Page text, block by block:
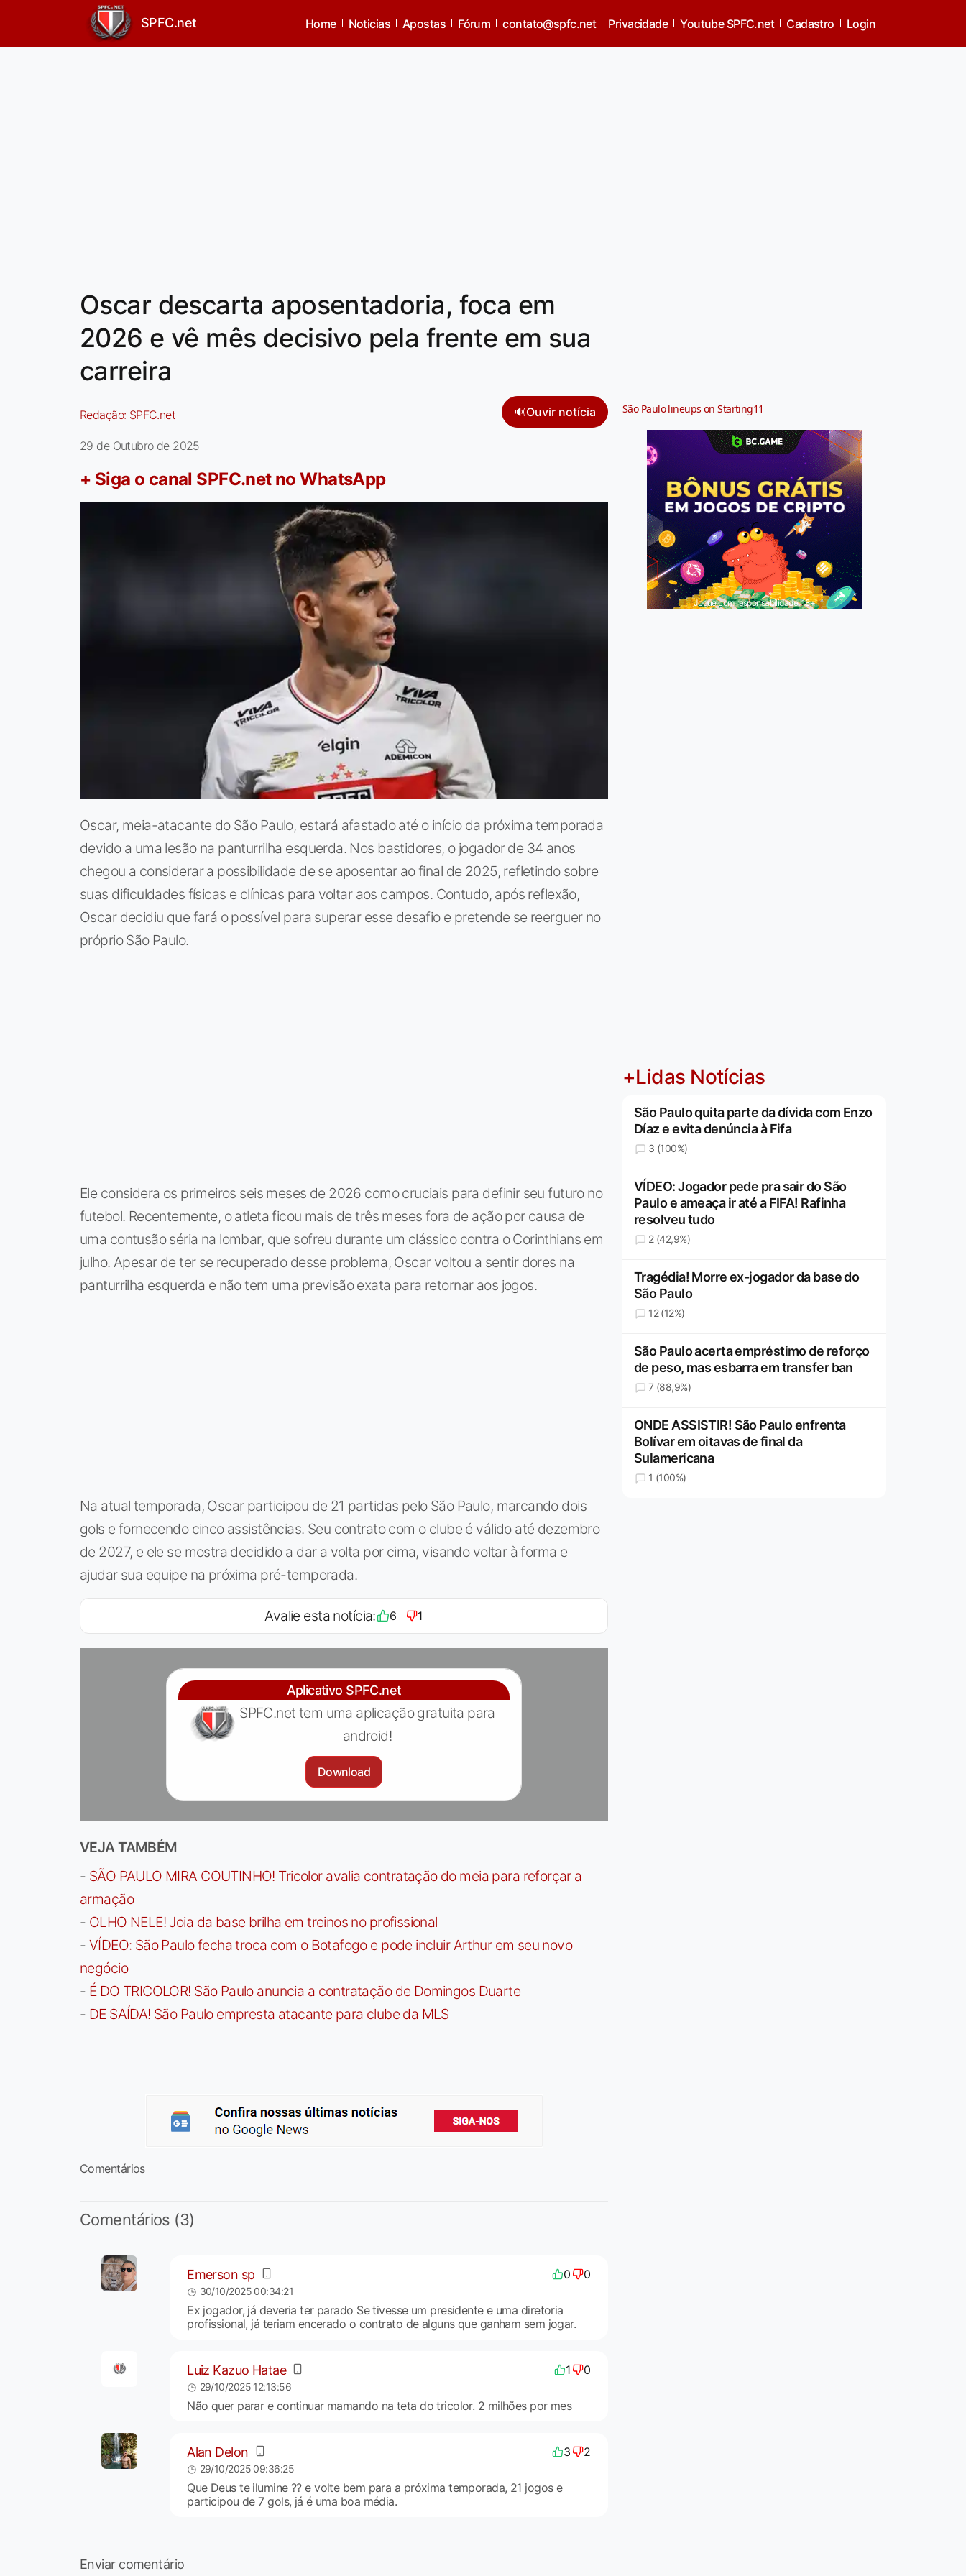
SPFC.net Home Noticias Apostas Fórum contato@spfc.net Privacidade Youtube SPFC.net Cadastro Login
Oscar descarta aposentadoria, foca em
2026 e vê mês decisivo pela frente em sua
carreira
Redação: SPFC.net 🔊Ouvir notícia
29 de Outubro de 2025
+ Siga o canal SPFC.net no WhatsApp
Oscar, meia-atacante do São Paulo, estará afastado até o início da próxima temporada
devido a uma lesão na panturrilha esquerda. Nos bastidores, o jogador de 34 anos
chegou a considerar a possibilidade de se aposentar ao final de 2025, refletindo sobre
suas dificuldades físicas e clínicas para voltar aos campos. Contudo, após reflexão,
Oscar decidiu que fará o possível para superar esse desafio e pretende se reerguer no
próprio São Paulo.
Ele considera os primeiros seis meses de 2026 como cruciais para definir seu futuro no
futebol. Recentemente, o atleta ficou mais de três meses fora de ação por causa de
uma contusão séria na lombar, que sofreu durante um clássico contra o Corinthians em
julho. Apesar de ter se recuperado desse problema, Oscar voltou a sentir dores na
panturrilha esquerda e não tem uma previsão exata para retornar aos jogos.
Na atual temporada, Oscar participou de 21 partidas pelo São Paulo, marcando dois
gols e fornecendo cinco assistências. Seu contrato com o clube é válido até dezembro
de 2027, e ele se mostra decidido a dar a volta por cima, visando voltar à forma e
ajudar sua equipe na próxima pré-temporada.
Avalie esta notícia: 6 1
Aplicativo SPFC.net
SPFC.net tem uma aplicação gratuita para
android!
Download
VEJA TAMBÉM
- SÃO PAULO MIRA COUTINHO! Tricolor avalia contratação do meia para reforçar a
armação
- OLHO NELE! Joia da base brilha em treinos no profissional
- VÍDEO: São Paulo fecha troca com o Botafogo e pode incluir Arthur em seu novo
negócio
- É DO TRICOLOR! São Paulo anuncia a contratação de Domingos Duarte
- DE SAÍDA! São Paulo empresta atacante para clube da MLS
Comentários
Comentários (3)
Emerson sp 0 0
30/10/2025 00:34:21
Ex jogador, já deveria ter parado Se tivesse um presidente e uma diretoria
profissional, já teriam encerado o contrato de alguns que ganham sem jogar.
Luiz Kazuo Hatae 1 0
29/10/2025 12:13:56
Não quer parar e continuar mamando na teta do tricolor. 2 milhões por mes
Alan Delon 3 2
29/10/2025 09:36:25
Que Deus te ilumine ?? e volte bem para a próxima temporada, 21 jogos e
participou de 7 gols, já é uma boa média.
Enviar comentário
São Paulo lineups on Starting11
Jogue com responsabilidade. 18+
+Lidas Notícias
São Paulo quita parte da dívida com Enzo
Díaz e evita denúncia à Fifa
3 (100%)
VÍDEO: Jogador pede pra sair do São
Paulo e ameaça ir até a FIFA! Rafinha
resolveu tudo
2 (42,9%)
Tragédia! Morre ex-jogador da base do
São Paulo
12 (12%)
São Paulo acerta empréstimo de reforço
de peso, mas esbarra em transfer ban
7 (88,9%)
ONDE ASSISTIR! São Paulo enfrenta
Bolívar em oitavas de final da
Sulamericana
1 (100%)